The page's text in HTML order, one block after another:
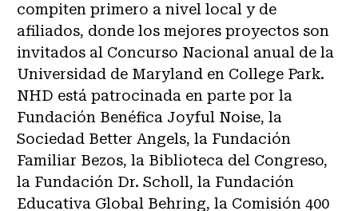
compiten primero a nivel local y de
afiliados, donde los mejores proyectos son
invitados al Concurso Nacional anual de la
Universidad de Maryland en College Park.
NHD está patrocinada en parte por la
Fundación Benéfica Joyful Noise, la
Sociedad Better Angels, la Fundación
Familiar Bezos, la Biblioteca del Congreso,
la Fundación Dr. Scholl, la Fundación
Educativa Global Behring, la Comisión 400